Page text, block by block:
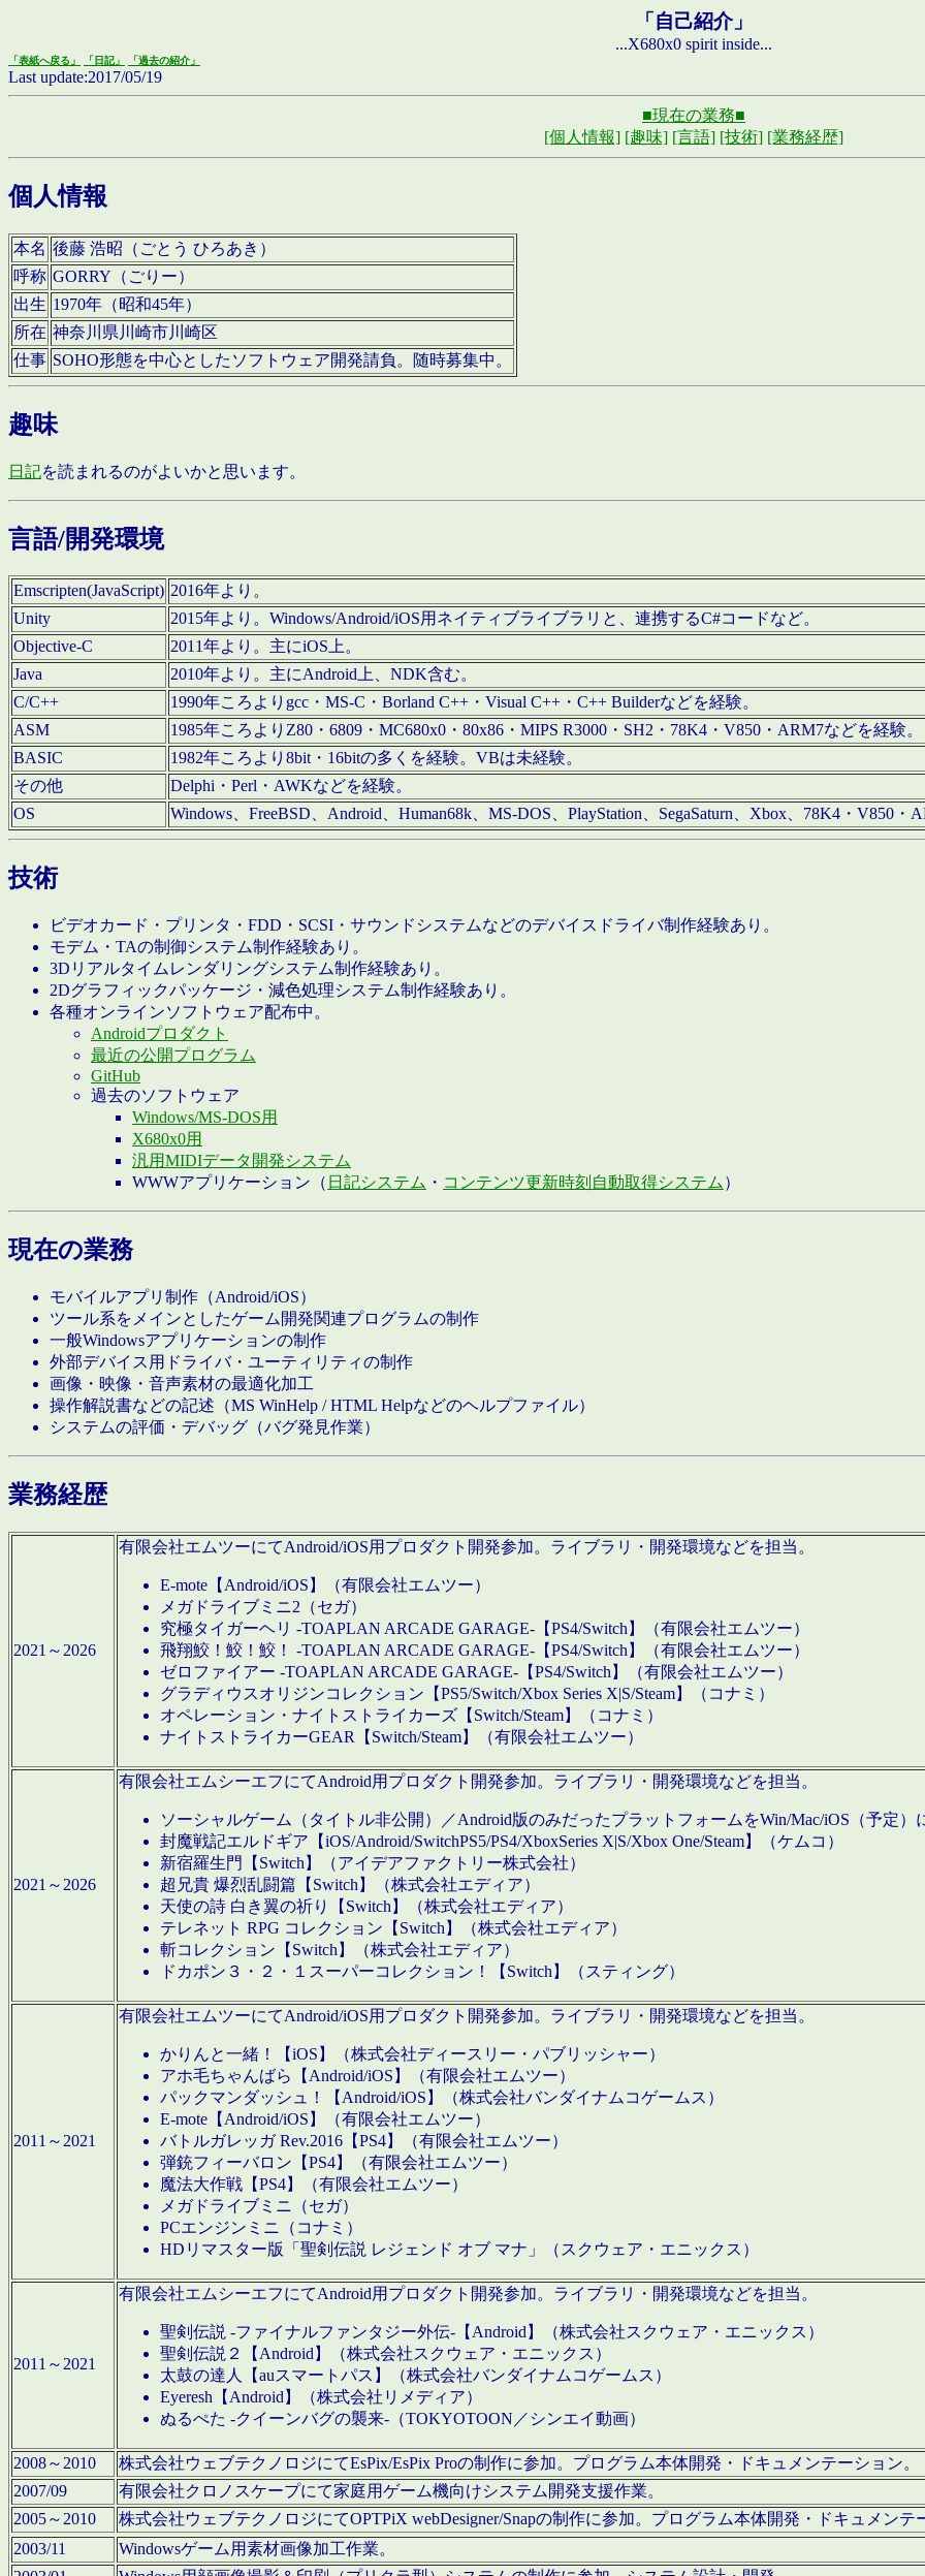
「自己紹介」
...X680x0 spirit inside...
「表紙へ戻る」 「日記」 「過去の紹介」
Last update:2017/05/19
■現在の業務■
[個人情報] [趣味] [言語] [技術] [業務経歴]
個人情報
本名 後藤 浩昭（ごとう ひろあき）
呼称 GORRY（ごりー）
出生 1970年（昭和45年）
所在 神奈川県川崎市川崎区
仕事 SOHO形態を中心としたソフトウェア開発請負。随時募集中。
趣味
日記を読まれるのがよいかと思います。
言語/開発環境
Emscripten(JavaScript) 2016年より。
Unity
2015年より。Windows/Android/iOS用ネイティブライブラリと、連携するC#コードなど。
Objective-C
2011年より。主にiOS上。
Java
2010年より。主にAndroid上、NDK含む。
C/C++
1990年ころよりgcc・MS-C・Borland C++・Visual C++・C++ Builderなどを経験。
ASM
1985年ころよりZ80・6809・MC680x0・80x86・MIPS R3000・SH2・78K4・V850・ARM7などを経験。
BASIC
1982年ころより8bit・16bitの多くを経験。VBは未経験。
その他
Delphi・Perl・AWKなどを経験。
OS
Windows、FreeBSD、Android、Human68k、MS-DOS、PlayStation、SegaSaturn、Xbox、78K4・V850・
技術
ビデオカード・プリンタ・FDD・SCSI・サウンドシステムなどのデバイスドライバ制作経験あり。
モデム・TAの制御システム制作経験あり。
3Dリアルタイムレンダリングシステム制作経験あり。
2Dグラフィックパッケージ・減色処理システム制作経験あり。
各種オンラインソフトウェア配布中。
Androidプロダクト
最近の公開プログラム
GitHub
過去のソフトウェア
Windows/MS-DOS用
X680x0用
汎用MIDIデータ開発システム
WWWアプリケーション（ 日記システム ・ コンテンツ更新時刻自動取得システム ）
現在の業務
モバイルアプリ制作（Android/iOS）
ツール系をメインとしたゲーム開発関連プログラムの制作
一般Windowsアプリケーションの制作
外部デバイス用ドライバ・ユーティリティの制作
画像・映像・音声素材の最適化加工
操作解説書などの記述（MS WinHelp / HTML Helpなどのヘルプファイル）
システムの評価・デバッグ（バグ発見作業）
業務経歴
2021～2026
有限会社エムツーにてAndroid/iOS用プロダクト開発参加。ライブラリ・開発環境などを担当。
E-mote【Android/iOS】（有限会社エムツー）
メガドライブミニ2（セガ）
究極タイガーヘリ -TOAPLAN ARCADE GARAGE-【PS4/Switch】（有限会社エムツー）
飛翔鮫！鮫！鮫！ -TOAPLAN ARCADE GARAGE-【PS4/Switch】（有限会社エムツー）
ゼロファイアー -TOAPLAN ARCADE GARAGE-【PS4/Switch】（有限会社エムツー）
グラディウスオリジンコレクション【PS5/Switch/Xbox Series X|S/Steam】（コナミ）
オペレーション・ナイトストライカーズ【Switch/Steam】（コナミ）
ナイトストライカーGEAR【Switch/Steam】（有限会社エムツー）
2021～2026
有限会社エムシーエフにてAndroid用プロダクト開発参加。ライブラリ・開発環境などを担当。
ソーシャルゲーム（タイトル非公開）／Android版のみだったプラットフォームをWin/Mac/iOS（予定）
封魔戦記エルドギア【iOS/Android/SwitchPS5/PS4/XboxSeries X|S/Xbox One/Steam】（ケムコ）
新宿羅生門【Switch】（アイデアファクトリー株式会社）
超兄貴 爆烈乱闘篇【Switch】（株式会社エディア）
天使の詩 白き翼の祈り【Switch】（株式会社エディア）
テレネット RPG コレクション【Switch】（株式会社エディア）
斬コレクション【Switch】（株式会社エディア）
ドカポン３・２・１スーパーコレクション！【Switch】（スティング）
2011～2021
有限会社エムツーにてAndroid/iOS用プロダクト開発参加。ライブラリ・開発環境などを担当。
かりんと一緒！【iOS】（株式会社ディースリー・パブリッシャー）
アホ毛ちゃんばら【Android/iOS】（有限会社エムツー）
パックマンダッシュ！【Android/iOS】（株式会社バンダイナムコゲームス）
E-mote【Android/iOS】（有限会社エムツー）
バトルガレッガ Rev.2016【PS4】（有限会社エムツー）
弾銃フィーバロン【PS4】（有限会社エムツー）
魔法大作戦【PS4】（有限会社エムツー）
メガドライブミニ（セガ）
PCエンジンミニ（コナミ）
HDリマスター版「聖剣伝説 レジェンド オブ マナ」（スクウェア・エニックス）
2011～2021
有限会社エムシーエフにてAndroid用プロダクト開発参加。ライブラリ・開発環境などを担当。
聖剣伝説 -ファイナルファンタジー外伝-【Android】（株式会社スクウェア・エニックス）
聖剣伝説２【Android】（株式会社スクウェア・エニックス）
太鼓の達人【auスマートパス】（株式会社バンダイナムコゲームス）
Eyeresh【Android】（株式会社リメディア）
ぬるぺた -クイーンバグの襲来-（TOKYOTOON／シンエイ動画）
2008～2010
株式会社ウェブテクノロジにてEsPix/EsPix Proの制作に参加。プログラム本体開発・ドキュメンテーション。
2007/09
有限会社クロノスケープにて家庭用ゲーム機向けシステム開発支援作業。
2005～2010
株式会社ウェブテクノロジにてOPTPiX webDesigner/Snapの制作に参加。プログラム本体開発・ドキュメンテ
2003/11
Windowsゲーム用素材画像加工作業。